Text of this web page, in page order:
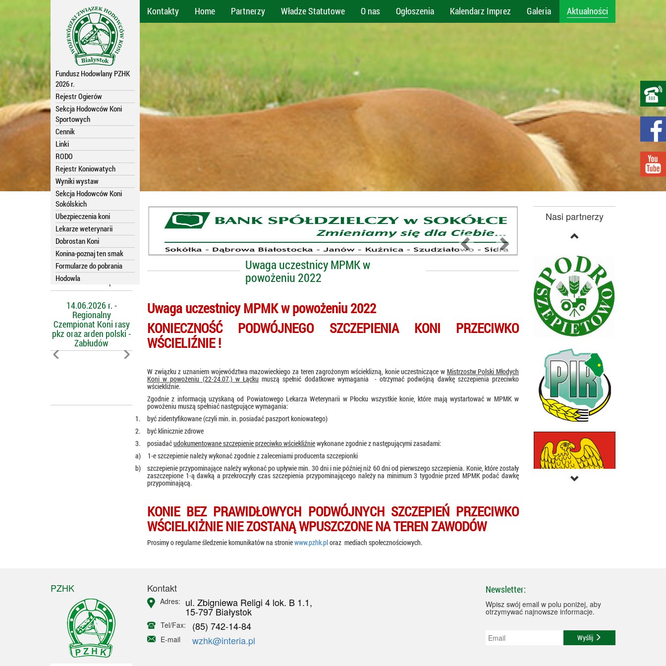
Fundusz Hodowlany PZHK
2026 r.
Rejestr Ogierów
Sekcja Hodowców Koni
Sportowych
Cennik
Linki
RODO
Rejestr Koniowatych
Wyniki wystaw
Sekcja Hodowców Koni
Sokólskich
Ubezpieczenia koni
Lekarze weterynarii
Dobrostan Koni
Konina-poznaj ten smak
Formularze do pobrania
Hodowla
Kontakty Home Partnerzy Władze Statutowe O nas Ogłoszenia Kalendarz Imprez Galeria Aktualności
Kalendarz imprez
14.06.2026 r. -
Regionalny
Czempionat Koni rasy
pkz oraz arden polski -
Zabłudów
PreviousNext
Uwaga uczestnicy MPMK w
powożeniu 2022
Uwaga uczestnicy MPMK w powożeniu 2022
KONIECZNOŚĆ PODWÓJNEGO SZCZEPIENIA KONI PRZECIWKO
WŚCIELIŹNIE !
W związku z uznaniem województwa mazowieckiego za teren zagrożonym wścieklizną, konie uczestniczące w Mistrzostw Polski Młodych
Koni w powożeniu (22-24.07.) w Łącku muszą spełnić dodatkowe wymagania - otrzymać podwójną dawkę szczepienia przeciwko
wściekliźnie.
Zgodnie z informacją uzyskaną od Powiatowego Lekarza Weterynarii w Płocku wszystkie konie, które mają wystartować w MPMK w
powożeniu muszą spełniać następujące wymagania:
1.
być zidentyfikowane (czyli min. in. posiadać paszport koniowatego)
2.
być klinicznie zdrowe
3.
posiadaćudokumentowane szczepienie przeciwko wściekliźniewykonane zgodnie z następującymi zasadami:
a)
1-e szczepienie należy wykonać zgodnie z zaleceniami producenta szczepionki
b)
szczepienie przypominające należy wykonać po upływie min. 30 dni i nie później niż 60 dni od pierwszego szczepienia. Konie, które zostały
zaszczepione 1-ą dawką a przekroczyły czas szczepienia przypominającego należy na minimum 3 tygodnie przed MPMK podać dawkę
przypominającą.
KONIE BEZ PRAWIDŁOWYCH PODWÓJNYCH SZCZEPIEŃ PRZECIWKO
WŚCIELKIŻNIE NIE ZOSTANĄ WPUSZCZONE NA TEREN ZAWODÓW
Prosimy o regularne śledzenie komunikatów na stroniewww.pzhk.ploraz mediach społecznościowych.
Nasi partnerzy
PZHK Kontakt
Adres: ul. Zbigniewa Religi 4 lok. B 1.1,
15-797 Białystok
Tel/Fax: (85) 742-14-84
E-mail wzhk@interia.pl
Newsletter:
Wpisz swój email w polu poniżej, aby
otrzymywać najnowsze informacje.
Wyślij